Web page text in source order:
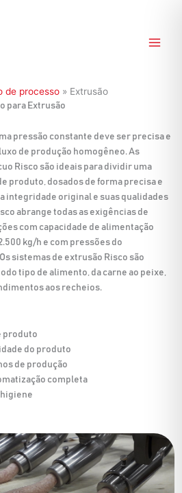
de processo » Extrusão
para Extrusão
pressão constante deve ser precisa e
de produção homogêneo. As
Risco são ideais para dividir uma
produto, dosados de forma precisa e
integridade original e suas qualidades
abrange todas as exigências de
com capacidade de alimentação
kg/h e com pressões do
sistemas de extrusão Risco são
tipo de alimento, da carne ao peixe,
aos recheios.
produto
do produto
de produção
completa